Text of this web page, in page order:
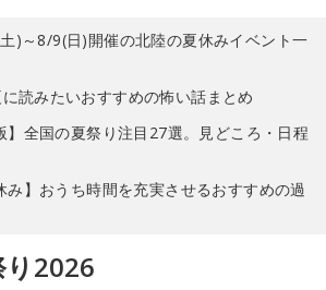
)～8/9(日)開催の北陸の夏休みイベント一
に読みたいおすすめの怖い話まとめ
】全国の夏祭り注目27選。見どころ・日程
み】おうち時間を充実させるおすすめの過
2026